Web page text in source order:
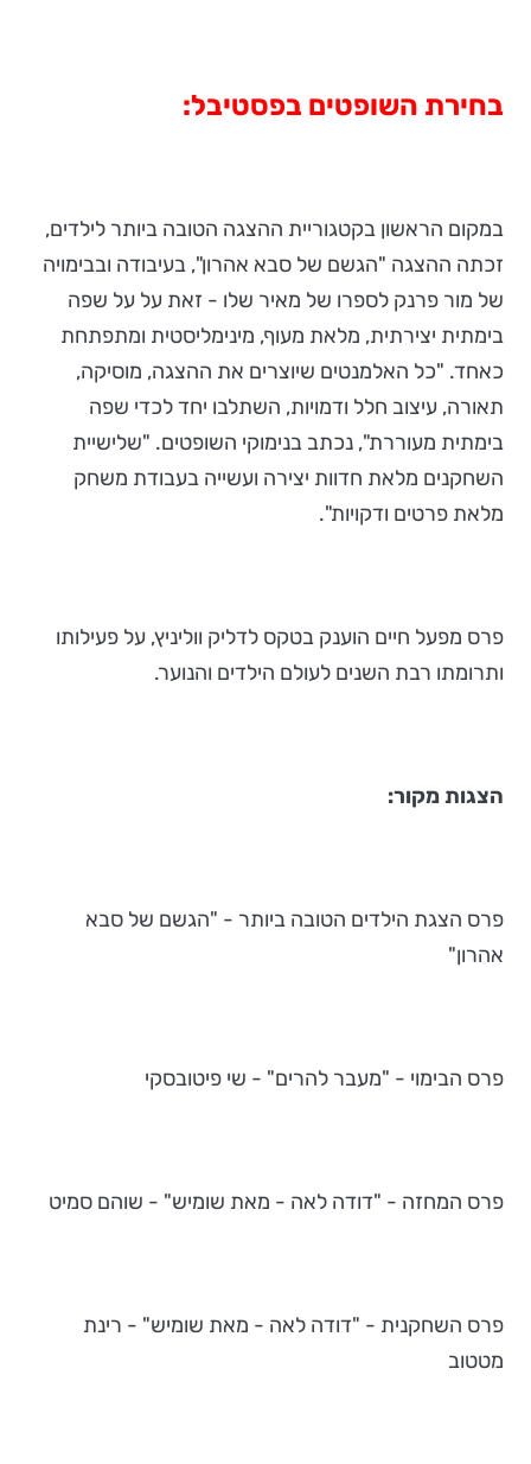
בחירת השופטים בפסטיבל:
במקום הראשון בקטגוריית ההצגה הטובה ביותר לילדים,
זכתה ההצגה "הגשם של סבא אהרון", בעיבודה ובבימויה
של מור פרנק לספרו של מאיר שלו - זאת על על שפה
בימתית יצירתית, מלאת מעוף, מינימליסטית ומתפתחת
כאחד. "כל האלמנטים שיוצרים את ההצגה, מוסיקה,
תאורה, עיצוב חלל ודמויות, השתלבו יחד לכדי שפה
בימתית מעוררת", נכתב בנימוקי השופטים. "שלישיית
השחקנים מלאת חדוות יצירה ועשייה בעבודת משחק
מלאת פרטים ודקויות".
פרס מפעל חיים הוענק בטקס לדליק ווליניץ, על פעילותו
ותרומתו רבת השנים לעולם הילדים והנוער.
הצגות מקור:
פרס הצגת הילדים הטובה ביותר - "הגשם של סבא
אהרון"
פרס הבימוי - "מעבר להרים" - שי פיטובסקי
פרס המחזה - "דודה לאה - מאת שומיש" - שוהם סמיט
פרס השחקנית - "דודה לאה - מאת שומיש" - רינת
מטטוב